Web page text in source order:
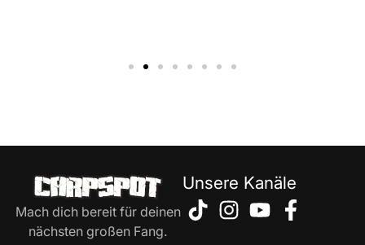
Mach dich bereit für deinen
nächsten großen Fang.
Unsere Kanäle